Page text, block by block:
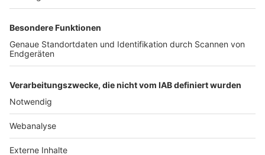
TOP-PARTNER
Nutzungsbedingungen Datenschutz Impressum